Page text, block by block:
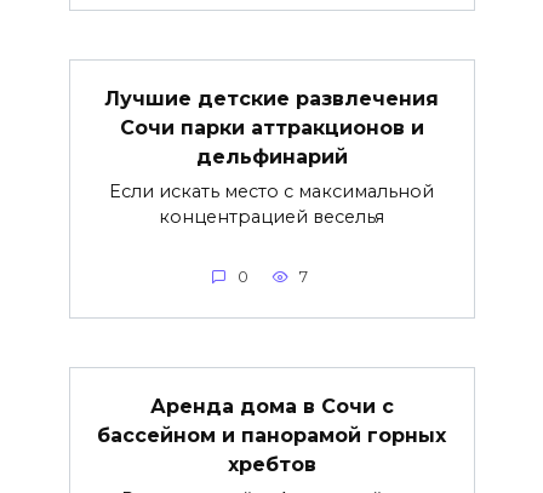
Лучшие детские развлечения
Сочи парки аттракционов и
дельфинарий
Если искать место с максимальной
концентрацией веселья
0 7
Аренда дома в Сочи с
бассейном и панорамой горных
хребтов